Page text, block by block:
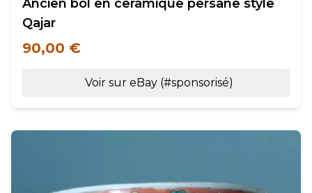
Ancien bol en ceramique persane style
Qajar
90,00 €
Voir sur eBay (#sponsorisé)